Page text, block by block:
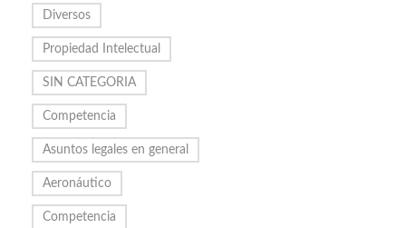
Diversos
Propiedad Intelectual
SIN CATEGORIA
Competencia
Asuntos legales en general
Aeronáutico
Competencia